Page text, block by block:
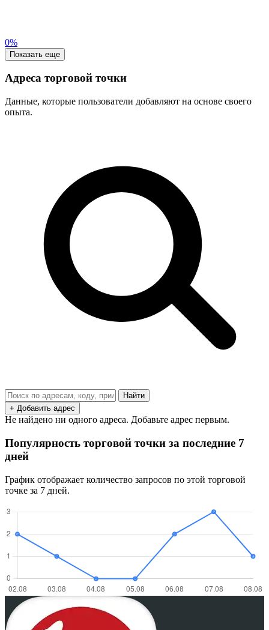
0%
Показать еще
Адреса торговой точки
Данные, которые пользователи добавляют на основе своего
опыта.
Найти
+ Добавить адрес
Не найдено ни одного адреса. Добавьте адрес первым.
Популярность торговой точки за последние 7
дней
График отображает количество запросов по этой торговой
точке за 7 дней.